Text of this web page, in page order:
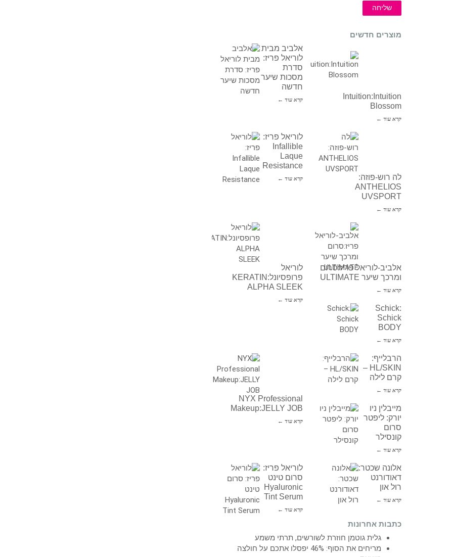
שליחה
מוצרים חדשים
אלביב מבית
לוריאל פריז:
סדרת
מסכות שיער
חדשה
קרא עוד ←
Intuition:Intuition
Blossom
קרא עוד ←
לוריאל פריז:
Infallible
Laque
Resistance
קרא עוד ←
לה רוש-פוזה:
ANTHELIOS
UVSPORT
קרא עוד ←
לוריאל
פרופסיונל:KERATIN
ALPHA SLEEK
קרא עוד ←
אלביב-לוריאל פריז:סרום
ומרכך שיער ULTIMATE
קרא עוד ←
Schick:
Schick
BODY
קרא עוד ←
NYX Professional
Makeup:JELLY JOB
קרא עוד ←
הרבלייף:
HL/SKIN –
קרם לילה
קרא עוד ←
מייבלין ניו
יורק: ליפטר
סרום
קונסילר
קרא עוד ←
לוריאל פריז:
סרום טינט
Hyaluronic
Tint Serum
קרא עוד ←
אלונה שכטר:
דאודורנט
רול און
קרא עוד ←
כתבות אחרונות
גלית גוטמן חוזרת לשורשים, תרתי משמע
מריחים את הסוף: 46% יפסלו אתכם על חולצה